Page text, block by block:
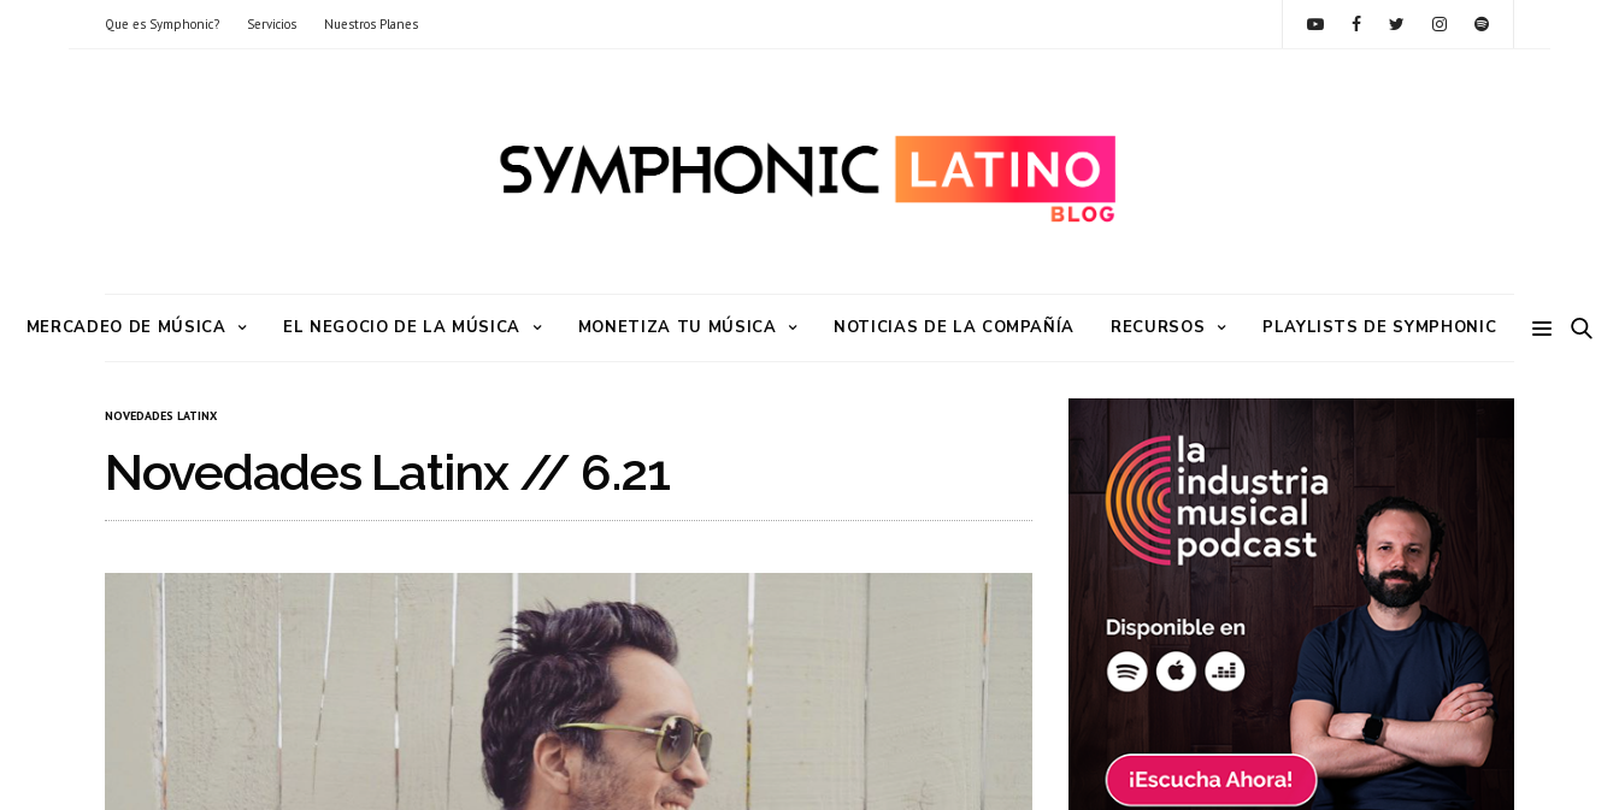
Que es Symphonic? Servicios Nuestros Planes
MERCADEO DE MÚSICA EL NEGOCIO DE LA MÚSICA MONETIZA TU MÚSICA NOTICIAS DE LA COMPAÑÍA RECURSOS PLAYLISTS DE SYMPHONIC
NOVEDADES LATINX
Novedades Latinx // 6.21